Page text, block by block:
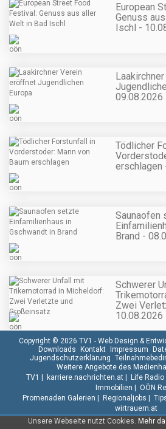
European
Genuss
Ischl -
09.08.2026
Tödlicher
erschlagen
Saunaofen
Brand -
Schwerer
Zwei
10.08.2026
Unsere Webseite nutzt Cookies. Mehr
Copyright © 2026 TV1 - Web Design &
Downloads
Kontakt Impressum
Jugendschutzerklärung
Weitere Angebote des
TV1
karriere.nachrichten.at| Life Radio
Immobilien
OÖN
Promenaden Galerien
Regionaljobs
wirtrauern.at